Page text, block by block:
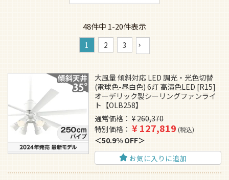
48件中 1-20件表示
1 2 3
大風量 傾斜対応 LED 調光・光色切替
(電球色-昼白色) 6灯 高演色LED [R15]
オーデリック製シーリングファンライ
ト【OLB258】
通常価格
¥260,370
特別価格
¥127,819 税込
50.9% OFF
お気に入りに追加